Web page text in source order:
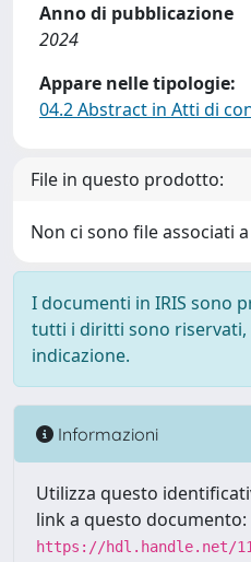
Anno di pubblicazione
2024
Appare nelle tipologie:
04.2 Abstract in Atti di
File in questo prodotto:
Non ci sono file associati
I documenti in IRIS sono
tutti i diritti sono riservati,
indicazione.
Informazioni
Utilizza questo
link a questo documento:
https://hdl.handle.net/